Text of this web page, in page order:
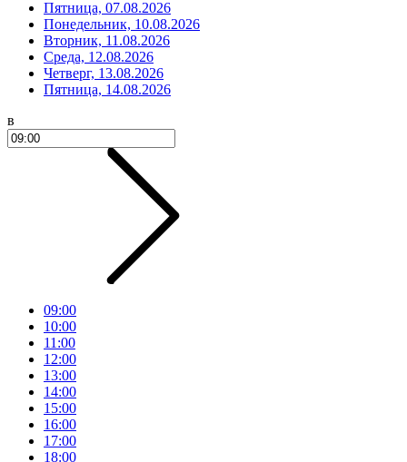
Пятница, 07.08.2026
Понедельник, 10.08.2026
Вторник, 11.08.2026
Среда, 12.08.2026
Четверг, 13.08.2026
Пятница, 14.08.2026
в
09:00
10:00
11:00
12:00
13:00
14:00
15:00
16:00
17:00
18:00